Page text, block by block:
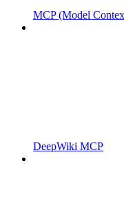
MCP (Model
DeepWiki MCP